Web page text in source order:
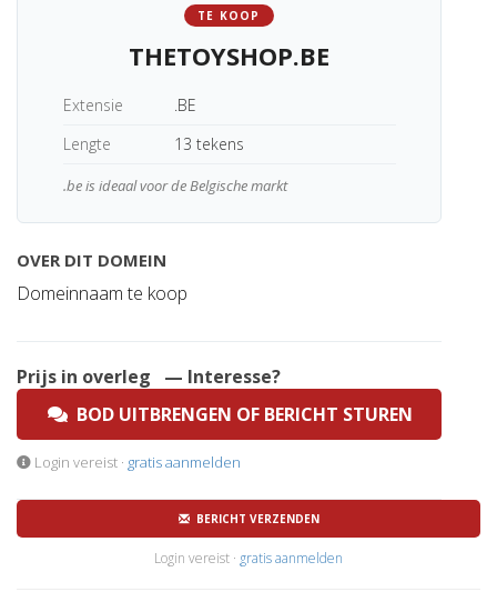
TE KOOP
THETOYSHOP.BE
Extensie
.BE
Lengte
13 tekens
.be is ideaal voor de Belgische markt
OVER DIT DOMEIN
Domeinnaam te koop
Prijs in overleg
— Interesse?
BOD UITBRENGEN OF BERICHT STUREN
Login vereist · gratis aanmelden
BERICHT VERZENDEN
Login vereist · gratis aanmelden